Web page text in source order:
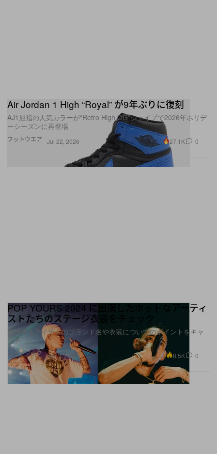
フットウエア
Air Jordan 1 High “Royal” が9年ぶりに復刻
AJ1屈指の人気カラーが“Retro High OG”シェイプで2026年ホリデ
ーシーズンに再登場
Jul 22, 2026 27.1K 0
ミュージック
POP YOURS 2024 に出演したホットなアーティ
ストたちのステージ衣装をチェック
着用するアイテムのブランド名や衣装についてのポイントをキャ
ッチ
Jun 3, 2024 8.5K 0